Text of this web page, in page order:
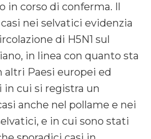
in corso di conferma. Il
nei selvatici evidenzia
di H5N1 sul
in linea con quanto sta
altri Paesi europei ed
in cui si registra un
anche nel pollame e nei
e in cui sono stati